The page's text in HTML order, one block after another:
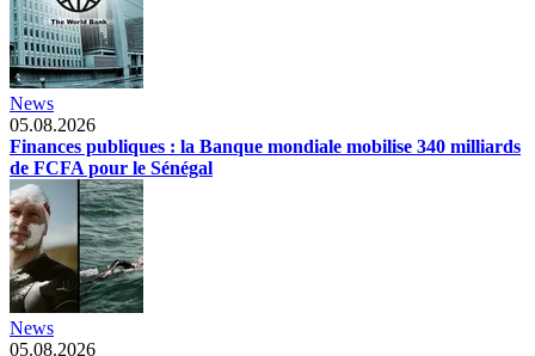
News
05.08.2026
Finances publiques : la Banque mondiale mobilise 340 milliards
de FCFA pour le Sénégal
News
05.08.2026